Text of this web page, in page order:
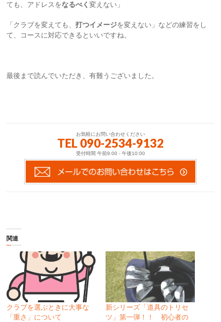
ても、アドレスをなるべく変えない」
「クラブを変えても、打つイメージを変えない」などの練習をし
て、コースに対応できるといいですね。
最後まで読んでいただき、有難うございました。
お気軽にお問い合わせください
TEL 090-2534-9132
受付時間 午前9:00 - 午後10:00
関連
クラブを選ぶときに大事な
「重さ」について
新シリーズ「道具のトリセ
ツ」第一弾！！ 初心者の